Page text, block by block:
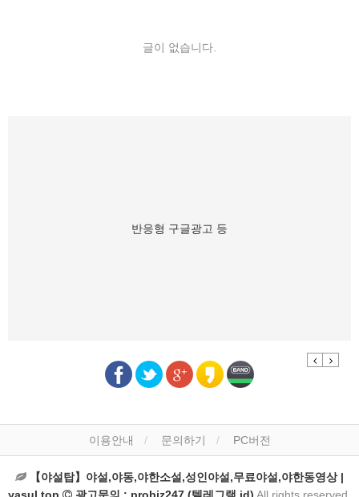
글이 없습니다.
반응형 구글광고 등
Previous
Next
이용안내 문의하기 PC버전
【야설탑】야설,야동,야한소설,성인야설,무료야설,야한동영상 |